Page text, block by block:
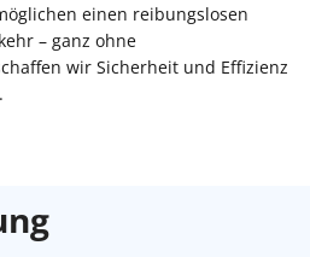
einen reibungslosen
– ganz ohne
wir Sicherheit und Effizienz